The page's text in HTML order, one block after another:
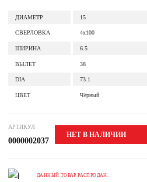
ДИАМЕТР 15
СВЕРЛОВКА 4x100
ШИРИНА 6.5
ВЫЛЕТ 38
DIA 73.1
ЦВЕТ Чёрный
АРТИКУЛ
0000002037
НЕТ В НАЛИЧИИ
ДАННЫЙ ТОВАР РАСПРОДАН.